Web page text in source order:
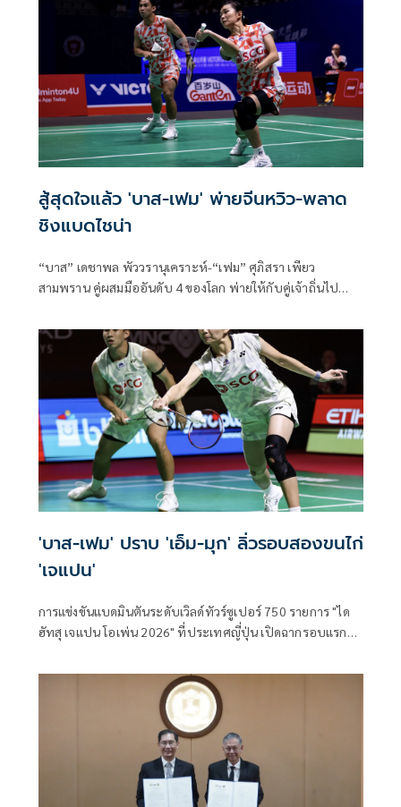
สู้สุดใจแล้ว 'บาส-เฟม' พ่ายจีนหวิว-พลาด
ชิงแบดไชน่า
“บาส” เดชาพล พัววรานุเคราะห์-“เฟม” ศุภิสรา เพียว
สามพราน คู่ผสมมืออันดับ 4 ของโลก พ่ายให้กับคู่เจ้าถิ่นไป
น่า โอ
'บาส-เฟม' ปราบ 'เอ็ม-มุก' ลิ่วรอบสองขนไก่
'เจแปน'
การแข่งขันแบดมินตันระดับเวิลด์ทัวร์ซูเปอร์ 750 รายการ "ได
ฮัทสุ เจแปน โอเพ่น 2026" ที่ประเทศญี่ปุ่น เปิดฉากรอบแรก